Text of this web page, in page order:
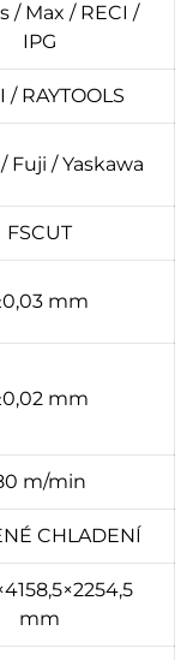
/ Max / RECI /
IPG
/ RAYTOOLS
Fuji / Yaskawa
FSCUT
mm
mm
m/min
CHLADENÍ
mm